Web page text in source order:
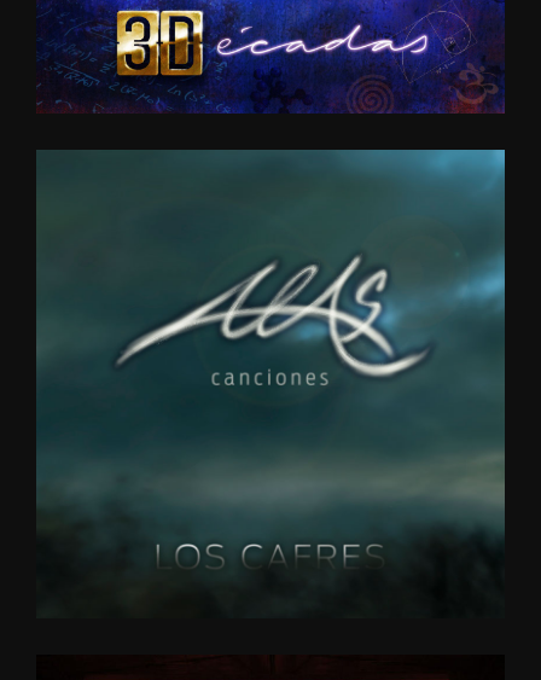
HOY 3DÉCADAS – VOL. 1
2019
CANCIONES